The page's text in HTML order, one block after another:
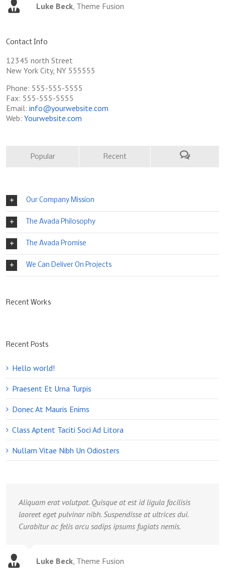
Luke Beck, Theme Fusion
Contact Info
12345 north Street
New York City, NY 555555
Phone: 555-555-5555
Fax: 555-555-5555
Email: info@yourwebsite.com
Web: Yourwebsite.com
Popular Recent
Our Company Mission
The Avada Philosophy
The Avada Promise
We Can Deliver On Projects
Recent Works
Recent Posts
Hello world!
Praesent Et Urna Turpis
Donec At Mauris Enims
Class Aptent Taciti Soci Ad Litora
Nullam Vitae Nibh Un Odiosters
Aliquam erat volutpat. Quisque at est id ligula facilisis
laoreet eget pulvinar nibh. Suspendisse at ultrices dui.
Curabitur ac felis arcu sadips ipsums fugiats nemis.
Luke Beck, Theme Fusion